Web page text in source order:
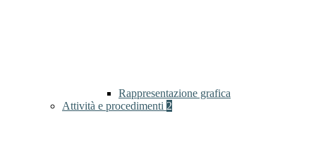
Rappresentazione grafica
Attività e procedimenti 2